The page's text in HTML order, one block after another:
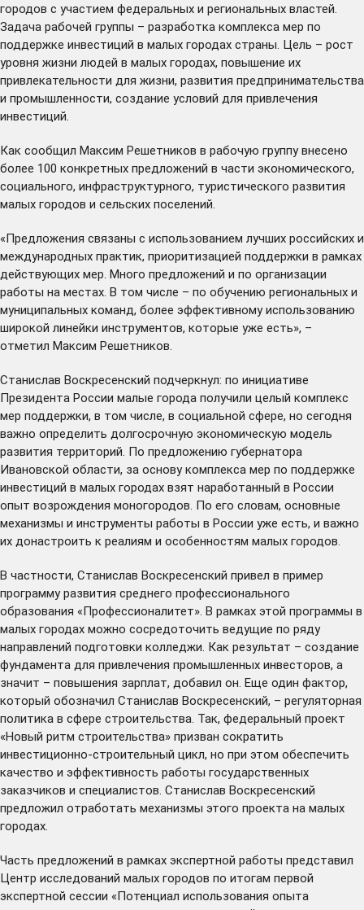
городов с участием федеральных и региональных властей.
Задача рабочей группы – разработка комплекса мер по
поддержке инвестиций в малых городах страны. Цель – рост
уровня жизни людей в малых городах, повышение их
привлекательности для жизни, развития предпринимательства
и промышленности, создание условий для привлечения
инвестиций.
Как сообщил Максим Решетников в рабочую группу внесено
более 100 конкретных предложений в части экономического,
социального, инфраструктурного, туристического развития
малых городов и сельских поселений.
«Предложения связаны с использованием лучших российских и
международных практик, приоритизацией поддержки в рамках
действующих мер. Много предложений и по организации
работы на местах. В том числе – по обучению региональных и
муниципальных команд, более эффективному использованию
широкой линейки инструментов, которые уже есть», –
отметил Максим Решетников.
Станислав Воскресенский подчеркнул: по инициативе
Президента России малые города получили целый комплекс
мер поддержки, в том числе, в социальной сфере, но сегодня
важно определить долгосрочную экономическую модель
развития территорий. По предложению губернатора
Ивановской области, за основу комплекса мер по поддержке
инвестиций в малых городах взят наработанный в России
опыт возрождения моногородов. По его словам, основные
механизмы и инструменты работы в России уже есть, и важно
их донастроить к реалиям и особенностям малых городов.
В частности, Станислав Воскресенский привел в пример
программу развития среднего профессионального
образования «Профессионалитет». В рамках этой программы в
малых городах можно сосредоточить ведущие по ряду
направлений подготовки колледжи. Как результат – создание
фундамента для привлечения промышленных инвесторов, а
значит – повышения зарплат, добавил он. Еще один фактор,
который обозначил Станислав Воскресенский, – регуляторная
политика в сфере строительства. Так, федеральный проект
«Новый ритм строительства» призван сократить
инвестиционно-строительный цикл, но при этом обеспечить
качество и эффективность работы государственных
заказчиков и специалистов. Станислав Воскресенский
предложил отработать механизмы этого проекта на малых
городах.
Часть предложений в рамках экспертной работы представил
Центр исследований малых городов по итогам первой
экспертной сессии «Потенциал использования опыта